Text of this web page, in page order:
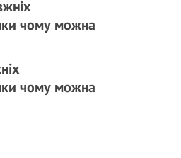
чому можна